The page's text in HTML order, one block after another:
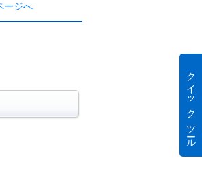
ージへ
クイック ツール